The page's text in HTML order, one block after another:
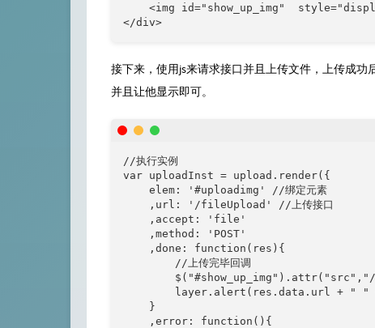
<img id="show_up_img"
接下来，使用js来请求接口并且上传文件，上传成
并且让他显示即可。
//执行实例
var uploadInst = upload.render({
    elem: '#uploadimg' //绑定元素
    ,url: '/fileUpload' //上传接口
    ,accept: 'file'
    ,method: 'POST'
    ,done: function(res){
        //上传完毕回调
layer.alert(res.data.url + " "
    }
    ,error: function(){